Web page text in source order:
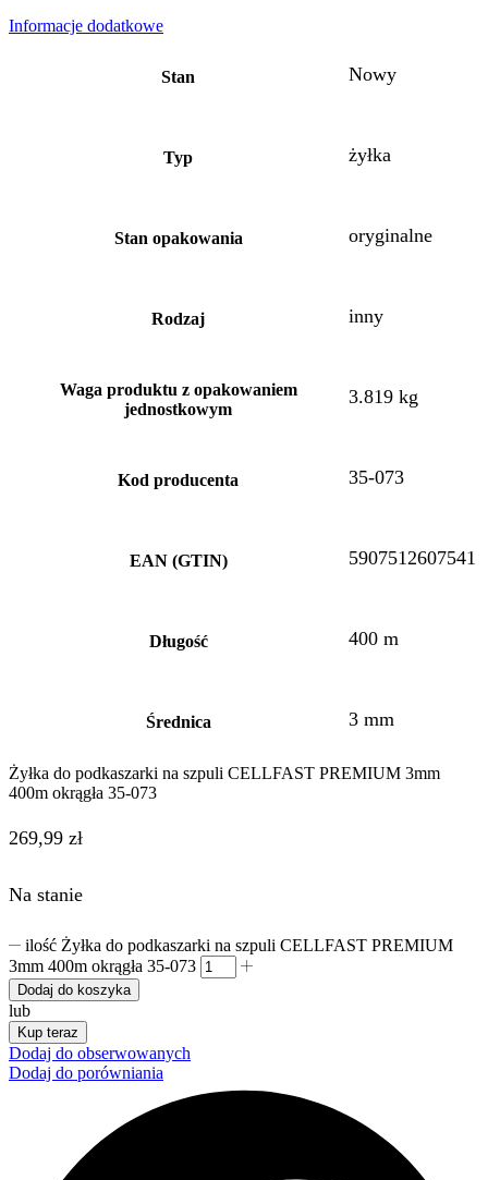
Informacje dodatkowe
Stan Nowy
Typ żyłka
Stan opakowania oryginalne
Rodzaj inny
Waga produktu z opakowaniem
jednostkowym
3.819 kg
Kod producenta 35-073
EAN (GTIN) 5907512607541
Długość 400 m
Średnica 3 mm
Żyłka do podkaszarki na szpuli CELLFAST PREMIUM 3mm
400m okrągła 35-073
269,99 zł
Na stanie
ilość Żyłka do podkaszarki na szpuli CELLFAST PREMIUM
3mm 400m okrągła 35-073
Dodaj do koszyka
lub
Kup teraz
Dodaj do obserwowanych
Dodaj do porówniania